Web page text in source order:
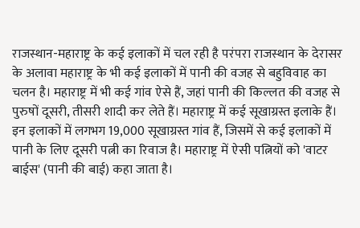
राजस्थान-महाराष्ट्र के कई इलाकों में चल रही है परंपरा राजस्थान के देरासर
के अलावा महाराष्ट्र के भी कई इलाकों में पानी की वजह से बहुविवाह का
चलन है। महाराष्ट्र में भी कई गांव ऐसे हैं, जहां पानी की किल्लत की वजह से
पुरुषों दूसरी, तीसरी शादी कर लेते हैं। महाराष्ट्र में कई सूखाग्रस्त इलाके हैं।
इन इलाकों में लगभग 19,000 सूखाग्रस्त गांव हैं, जिसमें से कई इलाकों में
पानी के लिए दूसरी पत्नी का रिवाज है। महाराष्ट्र में ऐसी पत्नियों को 'वाटर
बाईस' (पानी की बाई) कहा जाता है।